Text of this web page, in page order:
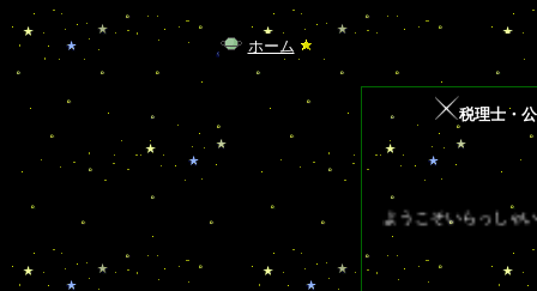
ホーム
税理士・
ようこそいらっしゃいま